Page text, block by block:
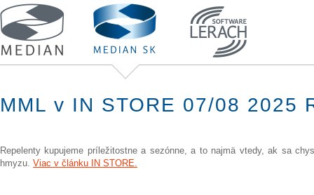
MML v IN STORE 07/08 2025
Repelenty kupujeme príležitostne a sezónne, a to najmä vtedy, ak sa
hmyzu. Viac v článku IN STORE.